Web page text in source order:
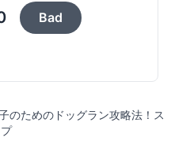
Bad
のためのドッグラン攻略法！ス